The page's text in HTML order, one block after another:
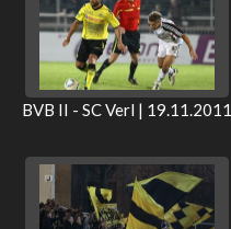
BVB II - SC Verl | 19.11.2011